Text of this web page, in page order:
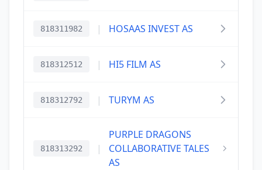
818311982 | HOSAAS INVEST AS
818312512 | HI5 FILM AS
818312792 | TURYM AS
818313292 |
PURPLE DRAGONS
COLLABORATIVE TALES
AS